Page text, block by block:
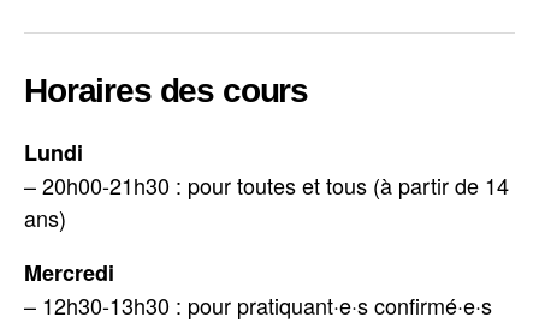
Horaires des cours
Lundi
– 20h00-21h30 : pour toutes et tous (à partir de 14
ans)
Mercredi
– 12h30-13h30 : pour pratiquant·e·s confirmé·e·s